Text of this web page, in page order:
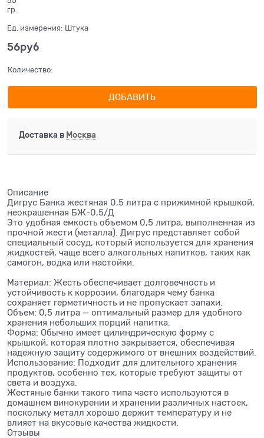
гр.
Ед. измерения: Штука
56руб
Количество:
ДОБАВИТЬ
Доставка в Москва
Описание
Дигрус Банка жестяная 0,5 литра с прижимной крышкой,
неокрашенная БЖ-0,5/Д
Это удобная емкость объемом 0,5 литра, выполненная из
прочной жести (металла). Дигрус представляет собой
специальный сосуд, который используется для хранения
жидкостей, чаще всего алкогольных напитков, таких как
самогон, водка или настойки.
Материал: Жесть обеспечивает долговечность и
устойчивость к коррозии, благодаря чему банка
сохраняет герметичность и не пропускает запахи.
Объем: 0,5 литра — оптимальный размер для удобного
хранения небольших порций напитка.
Форма: Обычно имеет цилиндрическую форму с
крышкой, которая плотно закрывается, обеспечивая
надежную защиту содержимого от внешних воздействий.
Использование: Подходит для длительного хранения
продуктов, особенно тех, которые требуют защиты от
света и воздуха.
Жестяные банки такого типа часто используются в
домашнем винокурении и хранении различных настоек,
поскольку металл хорошо держит температуру и не
влияет на вкусовые качества жидкости.
Отзывы